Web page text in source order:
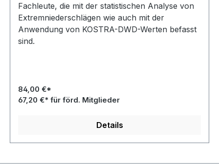
Fachleute, die mit der statistischen Analyse von
Extremniederschlägen wie auch mit der
Anwendung von KOSTRA-DWD-Werten befasst
sind.
84,00 €*
67,20 €* für förd. Mitglieder
Details